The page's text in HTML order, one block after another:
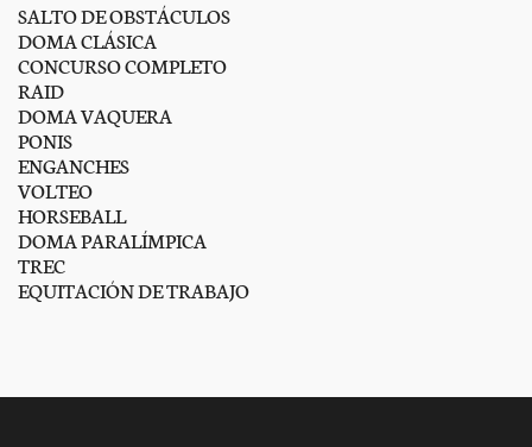
SALTO DE OBSTÁCULOS
DOMA CLÁSICA
CONCURSO COMPLETO
RAID
DOMA VAQUERA
PONIS
ENGANCHES
VOLTEO
HORSEBALL
DOMA PARALÍMPICA
TREC
EQUITACIÓN DE TRABAJO